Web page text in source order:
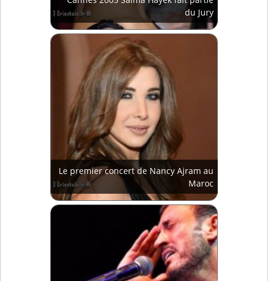
du Jury
Le premier concert de Nancy Ajram au
Maroc